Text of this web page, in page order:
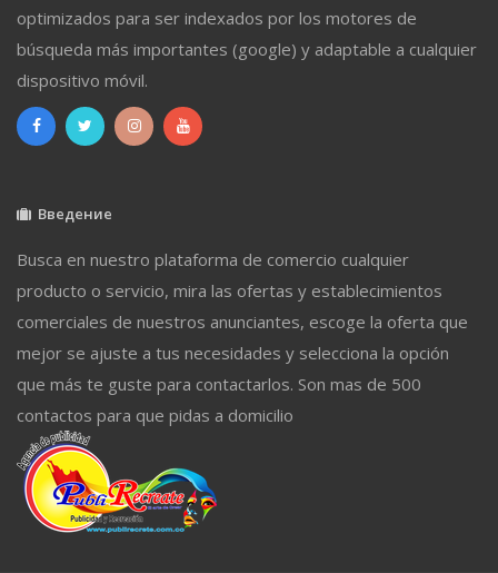
optimizados para ser indexados por los motores de
búsqueda más importantes (google) y adaptable a cualquier
dispositivo móvil.
Введение
Busca en nuestro plataforma de comercio cualquier
producto o servicio, mira las ofertas y establecimientos
comerciales de nuestros anunciantes, escoge la oferta que
mejor se ajuste a tus necesidades y selecciona la opción
que más te guste para contactarlos. Son mas de 500
contactos para que pidas a domicilio